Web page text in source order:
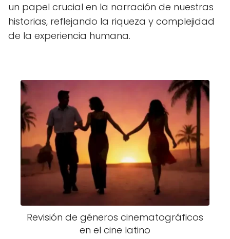
un papel crucial en la narración de nuestras
historias, reflejando la riqueza y complejidad
de la experiencia humana.
Revisión de géneros cinematográficos
en el cine latino